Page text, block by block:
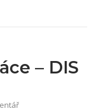
– DIS